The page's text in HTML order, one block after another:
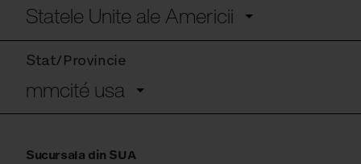
Statele Unite ale Americii
Stat/Provincie
mmcité usa
Sucursala din SUA